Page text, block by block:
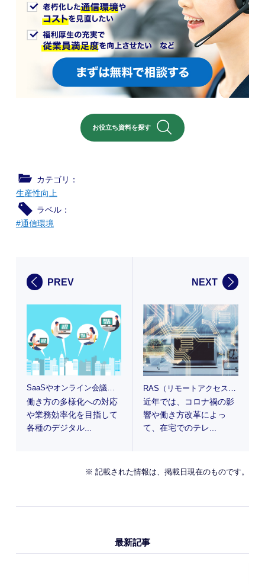
お役立ち資料を探す
カテゴリ：
生産性向上
ラベル：
#通信環境
PREV
SaaSやオンライン会議により増加するトラフィックに対応する際にチェックすべきことは？
働き方の多様化への対応
や業務効率化を目指して
各種のデジタル...
NEXT
RAS（リモートアクセスサーバー）とは?VPN接続との仕組みも解説
近年では、コロナ禍の影
響や働き方改革によっ
て、在宅でのテレ...
※ 記載された情報は、掲載日現在のものです。
最新記事